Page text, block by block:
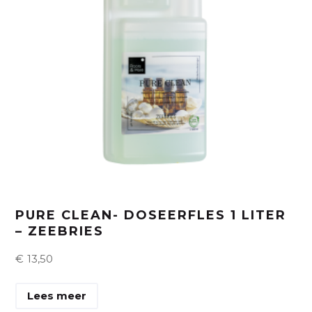
PURE CLEAN- DOSEERFLES 1 LITER
– ZEEBRIES
€ 13,50
Lees meer